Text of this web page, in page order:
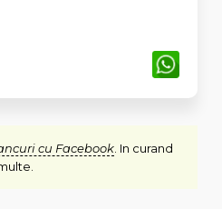
cu Facebook. In curand